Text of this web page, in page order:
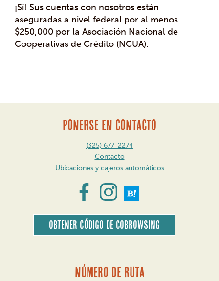
¡Sí! Sus cuentas con nosotros están
aseguradas a nivel federal por al menos
$250,000 por la Asociación Nacional de
Cooperativas de Crédito (NCUA).
navegación
PONERSE EN CONTACTO
(325) 677-2274
Contacto
Ubicaciones y cajeros automáticos
Obtener código de CoBrowsing
Número de ruta